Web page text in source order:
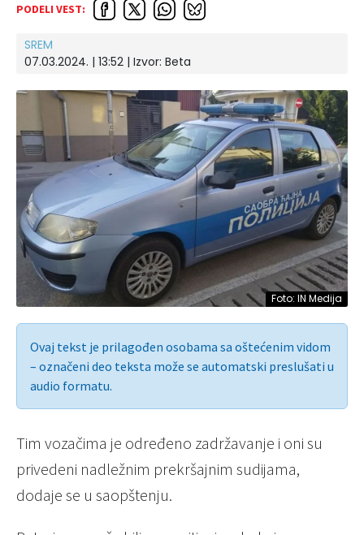
PODELI VEST:
SREM
07.03.2024. | 13:52 | Izvor: Beta
Foto: IN Medija
Ovaj tekst je prilagođen osobama sa oštećenim vidom
– označeni deo teksta može se automatski preslušati u
audio formatu.
Tim vozačima je određeno zadržavanje i oni su
privedeni nadležnim prekršajnim sudijama,
dodaje se u saopštenju.